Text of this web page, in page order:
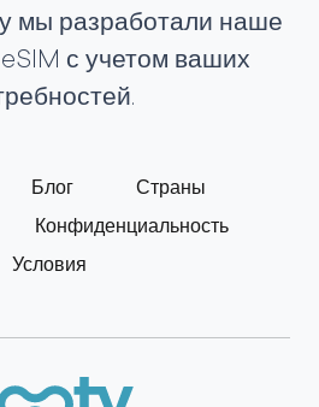
мы разработали наше
с учетом ваших
Блог
Страны
Конфиденциальность
Условия